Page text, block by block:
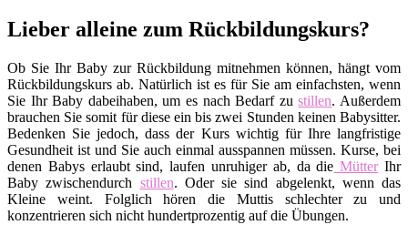
Lieber alleine zum Rückbildungskurs?
Ob Sie Ihr Baby zur Rückbildung mitnehmen können, hängt vom
Rückbildungskurs ab. Natürlich ist es für Sie am einfachsten, wenn
Sie Ihr Baby dabeihaben, um es nach Bedarf zustillen. Außerdem
brauchen Sie somit für diese ein bis zwei Stunden keinen Babysitter.
Bedenken Sie jedoch, dass der Kurs wichtig für Ihre langfristige
Gesundheit ist und Sie auch einmal ausspannen müssen. Kurse, bei
denen Babys erlaubt sind, laufen unruhiger ab, da die MütterIhr
Baby zwischendurch stillen. Oder sie sind abgelenkt, wenn das
Kleine weint. Folglich hören die Muttis schlechter zu und
konzentrieren sich nicht hundertprozentig auf die Übungen.